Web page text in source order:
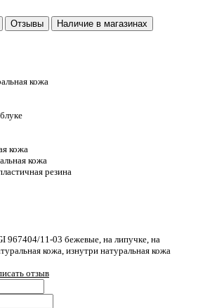
Отзывы
Наличие в магазинах
кожа
кожа
кожа
резина
967404/11-03 бежевые, на липучке, на
кожа, изнутри натуральная кожа
отзыв